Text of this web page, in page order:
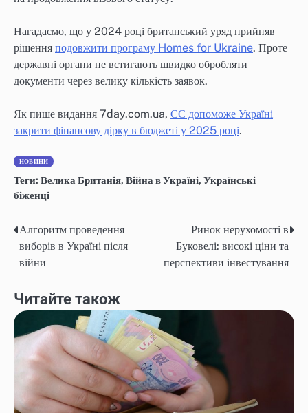
Нагадаємо, що у 2024 році британський уряд прийняв
рішення подовжити програму Homes for Ukraine. Проте
державні органи не встигають швидко обробляти
документи через велику кількість заявок.
Як пише видання 7day.com.ua, ЄС допоможе Україні
закрити фінансову дірку в бюджеті у 2025 році.
НОВИНИ
Теги: Велика Британія, Війна в Україні, Українські
біженці
Навігація
записів
Алгоритм проведення
виборів в Україні після
війни
Ринок нерухомості в
Буковелі: високі ціни та
перспективи інвестування
Читайте також